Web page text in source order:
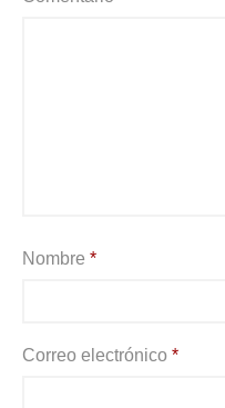
Nombre *
Correo electrónico *